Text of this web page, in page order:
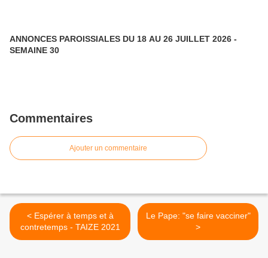
ANNONCES PAROISSIALES DU 18 AU 26 JUILLET 2026 -
SEMAINE 30
Commentaires
Ajouter un commentaire
< Espérer à temps et à
contretemps - TAIZE 2021
Le Pape: "se faire vacciner"
>